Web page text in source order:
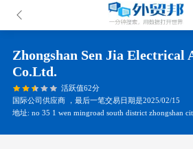
Zhongshan Sen Jia Electrical
Co.ltd.
活跃值62分
国际公司供应商 ，最后一笔交易日期是2025/02/15
地址: no 35 1 wen mingroad south district zhongshan